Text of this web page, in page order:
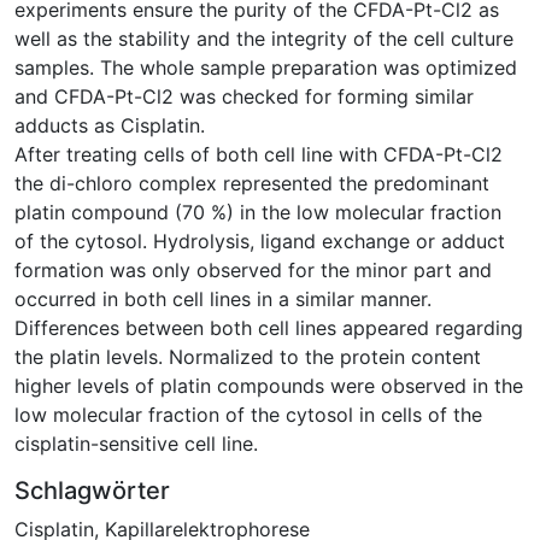
experiments ensure the purity of the CFDA-Pt-Cl2 as
well as the stability and the integrity of the cell culture
samples. The whole sample preparation was optimized
and CFDA-Pt-Cl2 was checked for forming similar
adducts as Cisplatin.
After treating cells of both cell line with CFDA-Pt-Cl2
the di-chloro complex represented the predominant
platin compound (70 %) in the low molecular fraction
of the cytosol. Hydrolysis, ligand exchange or adduct
formation was only observed for the minor part and
occurred in both cell lines in a similar manner.
Differences between both cell lines appeared regarding
the platin levels. Normalized to the protein content
higher levels of platin compounds were observed in the
low molecular fraction of the cytosol in cells of the
cisplatin-sensitive cell line.
Schlagwörter
Cisplatin, Kapillarelektrophorese